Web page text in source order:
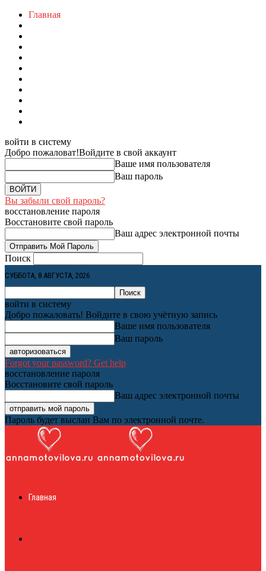
Главная
войти в систему
Добро пожаловат!Войдите в свой аккаунт
Ваше имя пользователя
Ваш пароль
Вы забыли свой пароль?
восстановление пароля
Восстановите свой пароль
Ваш адрес электронной почты
Поиск
СУББОТА, 8 АВГУСТА, 2026
войти в систему
Добро пожаловать! Войдите в свою учётную запись
Ваше имя пользователя
Ваш пароль
Forgot your password? Get help
восстановление пароля
Восстановите свой пароль
Ваш адрес электронной почты
Пароль будет выслан Вам по электронной почте.
журналГлавная